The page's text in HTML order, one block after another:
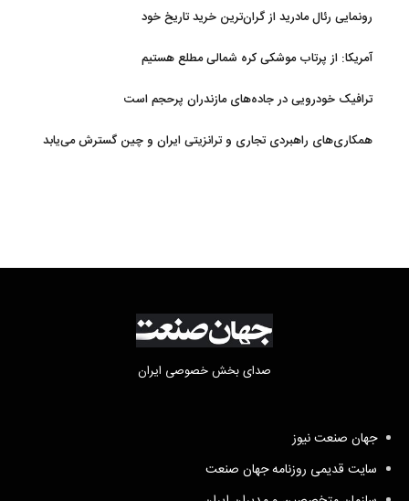
رونمایی رئال مادرید از گران‌ترین خرید تاریخ خود
آمریکا: از پرتاب موشکی کره شمالی مطلع هستیم
ترافیک خودرویی در جاده‌های مازندران پرحجم است
همکاری‌های راهبردی تجاری و ترانزیتی ایران و چین گسترش می‌یابد
صدای بخش خصوصی ایران
جهان صنعت نیوز
سایت قدیمی روزنامه جهان صنعت